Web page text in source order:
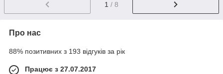
1 / 8
Про нас
88% позитивних з 193 відгуків за рік
Працює з 27.07.2017